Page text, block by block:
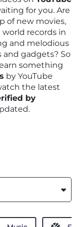
for you. Are
of new movies,
records in
and melodious
gadgets? So
something
by YouTube
the latest
by